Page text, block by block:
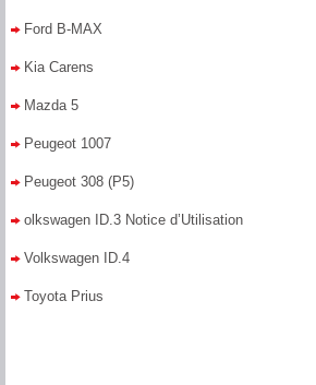
Ford B-MAX
Kia Carens
Mazda 5
Peugeot 1007
Peugeot 308 (P5)
olkswagen ID.3 Notice d’Utilisation
Volkswagen ID.4
Toyota Prius